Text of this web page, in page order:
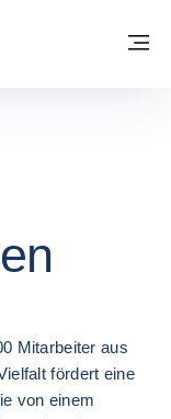
- WEBSEITE DER
Mitarbeiter aus
fördert eine
von einem